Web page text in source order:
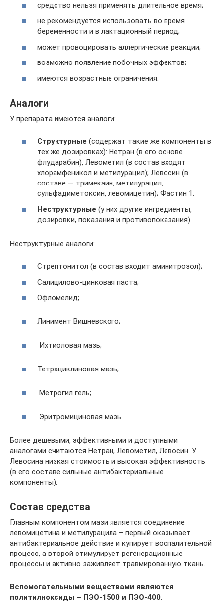
средство нельзя применять длительное время;
не рекомендуется использовать во время
беременности и в лактационный период;
может провоцировать аллергические реакции;
возможно появление побочных эффектов;
имеются возрастные ограничения.
Аналоги
У препарата имеются аналоги:
Структурные (содержат такие же компоненты в
тех же дозировках): Нетран (в его основе
флударабин), Левометил (в состав входят
хлорамфеникол и метилурацил); Левосин (в
составе — тримекаин, метилурацил,
сульфадиметоксин, левомицетин); Фастин 1.
Неструктурные (у них другие ингредиенты,
дозировки, показания и противопоказания).
Неструктурные аналоги:
Стрептонитол (в состав входит аминитрозол);
Салицилово-цинковая паста;
Офломелид;
Линимент Вишневского;
Ихтиоловая мазь;
Тетрациклиновая мазь;
Метрогил гель;
Эритромициновая мазь.
Более дешевыми, эффективными и доступными
аналогами считаются Нетран, Левометил, Левосин. У
Левосина низкая стоимость и высокая эффективность
(в его составе сильные антибактериальные
компоненты).
Состав средства
Главным компонентом мази является соединение
левомицетина и метилурацила – первый оказывает
антибактериальное действие и купирует воспалительной
процесс, а второй стимулирует регенерационные
процессы и активно заживляет травмированную ткань.
Вспомогательными веществами являются
политилноксиды – ПЭО-1500 и ПЭО-400.